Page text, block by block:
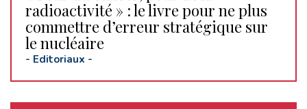
radioactivité » : le livre pour ne plus
commettre d’erreur stratégique sur
le nucléaire
- Editoriaux -